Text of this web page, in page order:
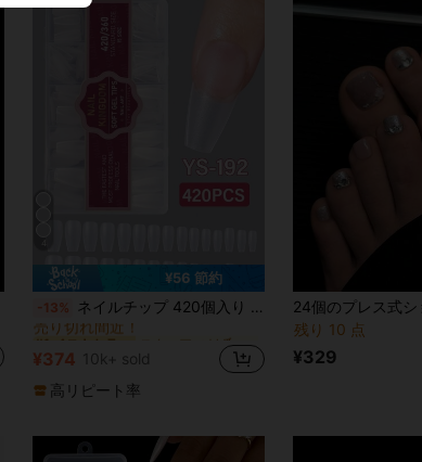
¥56 節約
-13% ネイルチップ 420個入り ソフトジェル 透明マット スクエア スティレット アーモンド型 12サイズ ネイルサプライ
#1 ベストセラー スクエア つけ爪を貼る
売り切れ間近！
#1 ベストセラー
売り切れ間近！
#1 ベストセラー
売り切れ間近！
#1 ベストセラー スクエア つけ爪を貼る
売り切れ間近！
¥374 10k+ sold
高リピート率
残り 10 点
¥329